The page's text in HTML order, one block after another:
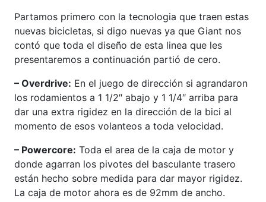
Partamos primero con la tecnologia que traen estas
nuevas bicicletas, si digo nuevas ya que Giant nos
contó que toda el diseño de esta linea que les
presentaremos a continuación partió de cero.
– Overdrive: En el juego de dirección si agrandaron
los rodamientos a 1 1/2″ abajo y 1 1/4″ arriba para
dar una extra rigidez en la dirección de la bici al
momento de esos volanteos a toda velocidad.
– Powercore: Toda el area de la caja de motor y
donde agarran los pivotes del basculante trasero
están hecho sobre medida para dar mayor rigidez.
La caja de motor ahora es de 92mm de ancho.